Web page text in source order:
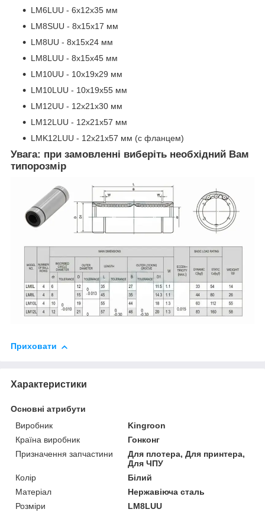
LM6LUU - 6х12х35 мм
LM8SUU - 8х15х17 мм
LM8UU - 8х15х24 мм
LM8LUU - 8х15х45 мм
LM10UU - 10х19х29 мм
LM10LUU - 10х19х55 мм
LM12UU - 12х21х30 мм
LM12LUU - 12х21х57 мм
LMK12LUU - 12х21х57 мм (с фланцем)
Увага: при замовленні виберіть необхідний Вам
типорозмір
Приховати
Характеристики
Основні атрибути
Виробник
Kingroon
Країна виробник
Гонконг
Призначення запчастини
Для плотера, Для принтера,
Для ЧПУ
Колір
Білий
Матеріал
Нержавіюча сталь
Розміри
LM8LUU